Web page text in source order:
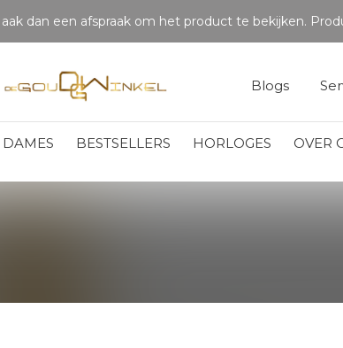
DAMES BESTSELLERS HORLOGES OVER
Blogs
Betaal in delen